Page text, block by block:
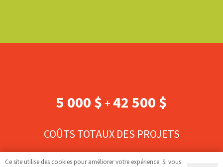
5 000 $ +42 500 $
COÛTS TOTAUX DES PROJETS
Ce site utilise des cookies pour améliorer votre expérience. Si vous